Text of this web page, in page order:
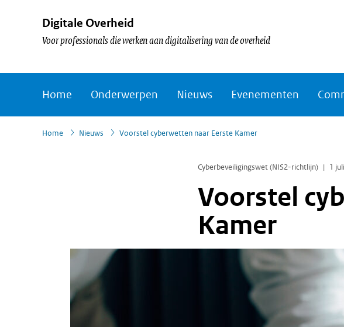
Digitale Overheid
Voor professionals die werken aan digitalisering van de overheid
Home Onderwerpen Nieuws Evenementen
Home
› Nieuws
› Voorstel cyberwetten naar Eerste Kamer
Voorstel
Kamer
Cyberbeveiligingswet (NIS2-richtlijn) 1